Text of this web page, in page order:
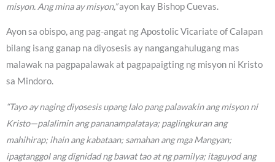
misyon. Ang mina ay misyon,”ayon kay Bishop Cuevas.
Ayon sa obispo, ang pag-angat ng Apostolic Vicariate of Calapan
bilang isang ganap na diyosesis ay nangangahulugang mas
malawak na pagpapalawak at pagpapaigting ng misyon ni Kristo
sa Mindoro.
“Tayo ay naging diyosesis upang lalo pang palawakin ang misyon ni
Kristo—palalimin ang pananampalataya; paglingkuran ang
mahihirap; ihain ang kabataan; samahan ang mga Mangyan;
ipagtanggol ang dignidad ng bawat tao at ng pamilya; itaguyod ang